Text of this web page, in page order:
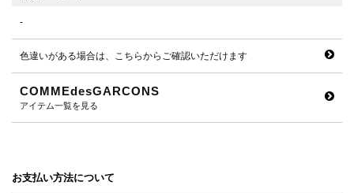
-
色違いがある場合は、こちらからご確認いただけます
COMMEdesGARCONS
アイテム一覧を見る
お支払い方法について